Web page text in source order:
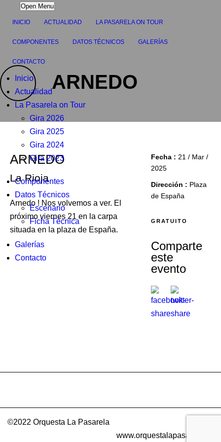
INICIO ACTUALIDAD LA PASARELA ON TOUR
COMPONENTES DATOS TÉCNICOS GALERÍAS
CONTACTO
Open Menu
Inicio
Actualidad
La Pasarela on Tour
Gira 2026
Gira 2025
Gira 2024
Gira 2023
Componentes
Datos Técnicos
Escenario
Ficha Técnica
Galerías
Contacto
ARNEDO
Fecha : 21 / Mar /
2025
Dirección : Plaza
de España
GRATUITO
Comparte
este
evento
ARNEDO
La Rioja
Arnedo ! Nos volvemos a ver. El
próximo viernes 21 en la carpa
situada en la plaza de España.
©2022 Orquesta La Pasarela
www.orquestalapasarela.es